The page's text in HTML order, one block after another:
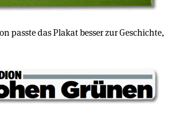
passte das Plakat besser zur Geschichte,